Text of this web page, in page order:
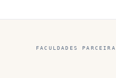
FACULDADES